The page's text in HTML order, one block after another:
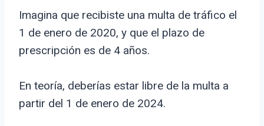
Imagina que recibiste una multa de tráfico el
1 de enero de 2020, y que el plazo de
prescripción es de 4 años.
En teoría, deberías estar libre de la multa a
partir del 1 de enero de 2024.